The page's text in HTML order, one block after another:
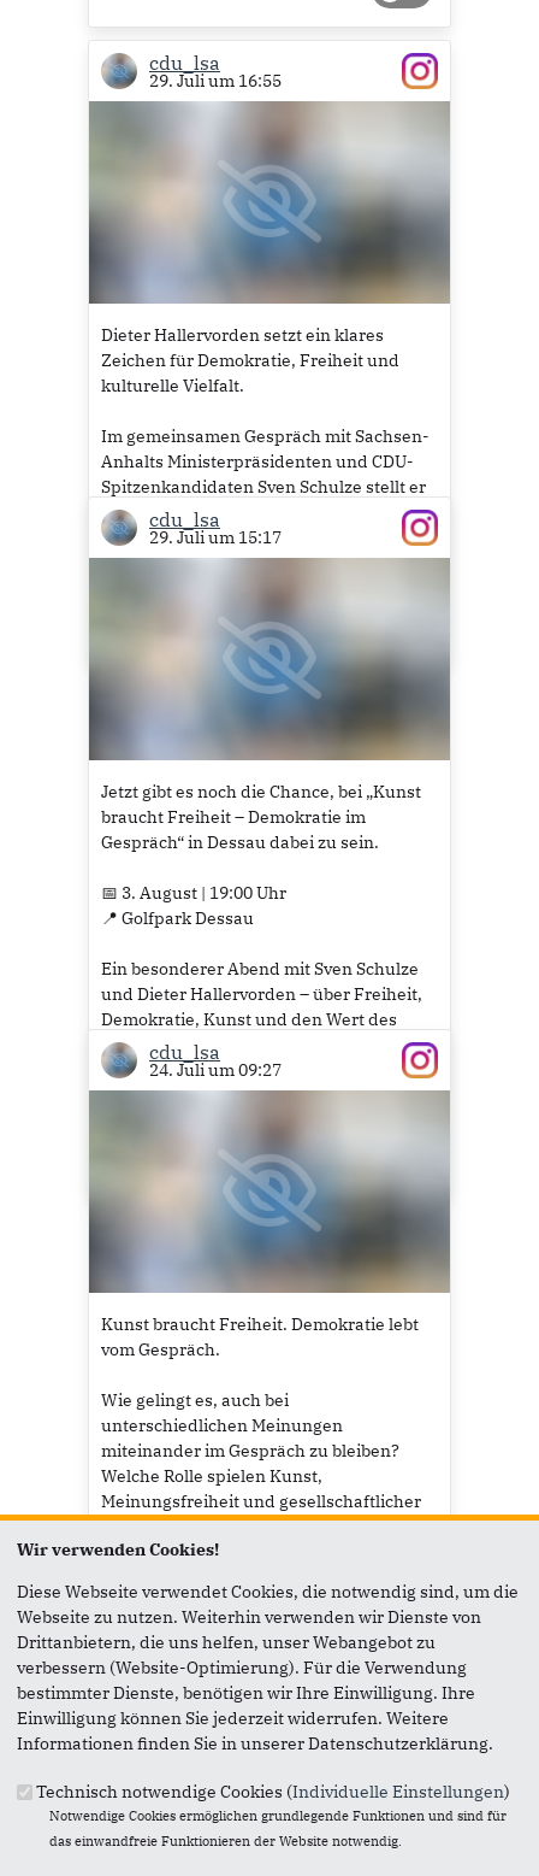
cdu_lsa
29. Juli um 16:55
Dieter Hallervorden setzt ein klares
Zeichen für Demokratie, Freiheit und
kulturelle Vielfalt.
Im gemeinsamen Gespräch mit Sachsen-
Anhalts Ministerpräsidenten und CDU-
Spitzenkandidaten Sven Schulze stellt er
klar: Kunst und Kultur müssen frei
bleiben und dürfen nicht politisch gelenkt
oder davon...
cdu_lsa
29. Juli um 15:17
Jetzt gibt es noch die Chance, bei „Kunst
braucht Freiheit – Demokratie im
Gespräch“ in Dessau dabei zu sein.
📅 3. August | 19:00 Uhr
📍 Golfpark Dessau
Ein besonderer Abend mit Sven Schulze
und Dieter Hallervorden – über Freiheit,
Demokratie, Kunst und den Wert des
offenen Gesprächs.
📲...
cdu_lsa
24. Juli um 09:27
Kunst braucht Freiheit. Demokratie lebt
vom Gespräch.
Wie gelingt es, auch bei
unterschiedlichen Meinungen
miteinander im Gespräch zu bleiben?
Welche Rolle spielen Kunst,
Meinungsfreiheit und gesellschaftlicher
Zusammenhalt für unsere Demokratie?
und unser CDU-Landesvorsitzender...
Mehr lesen
MEHR LADEN
Aktuelles
Wir verwenden Cookies!
Diese Webseite verwendet Cookies, die notwendig sind, um die
Webseite zu nutzen. Weiterhin verwenden wir Dienste von
Drittanbietern, die uns helfen, unser Webangebot zu
verbessern (Website-Optimierung). Für die Verwendung
bestimmter Dienste, benötigen wir Ihre Einwilligung. Ihre
Einwilligung können Sie jederzeit widerrufen. Weitere
Informationen finden Sie in unserer Datenschutzerklärung.
Technisch notwendige Cookies (Individuelle Einstellungen)
Notwendige Cookies ermöglichen grundlegende Funktionen und sind für
das einwandfreie Funktionieren der Website notwendig.